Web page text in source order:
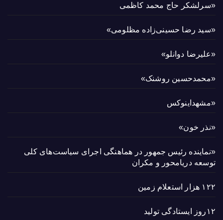
«سرلشکر حاج محمد کاظمی
«سید رضا حسینی‌زاده مظلومی»
«علیرضا دوانلو»
«محمدحسین روشنک»
«مشهداینوکس
«نذر خون»
«نماینده رئیس جمهور در هماهنگی اجرای سیاست‌های کلی
توسعه دریامحور و مکران
۱۲۲ هزار استعلام زمین
۱۲روز ایستادگی تولید